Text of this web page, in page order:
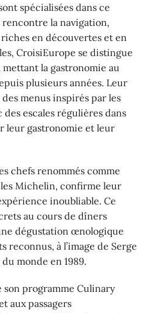
spécialisées dans ce
la navigation,
en découvertes et en
CroisiEurope se distingue
la gastronomie au
plusieurs années. Leur
menus inspirés par les
escales régulières dans
leur gastronomie et leur
chefs renommés comme
Michelin, confirme leur
inoubliable. Ce
au cours de dîners
dégustation œnologique
reconnus, à l’image de Serge
monde en 1989.
son programme Culinary
aux passagers